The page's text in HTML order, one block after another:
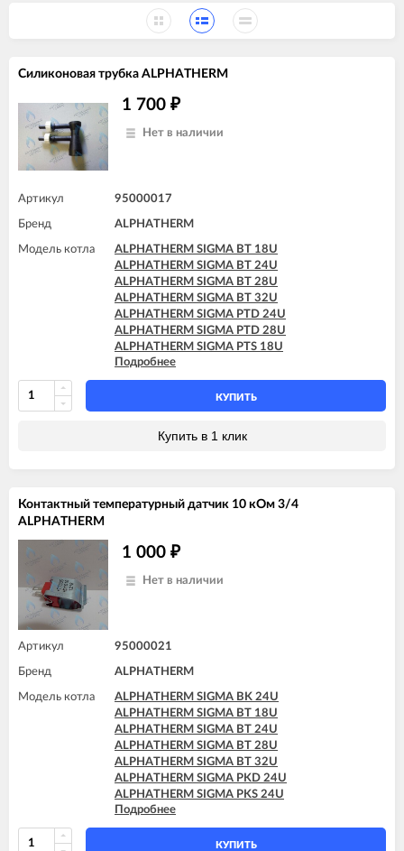
Силиконовая трубка ALPHATHERM
1 700 ₽
Нет в наличии
Артикул 95000017
Бренд ALPHATHERM
Модель котла
ALPHATHERM SIGMA BT 18U
ALPHATHERM SIGMA BT 24U
ALPHATHERM SIGMA BT 28U
ALPHATHERM SIGMA BT 32U
ALPHATHERM SIGMA PTD 24U
ALPHATHERM SIGMA PTD 28U
ALPHATHERM SIGMA PTS 18U
ALPHATHERM SIGMA PTS 24U
ALPHATHERM SIGMA PTS 28U
Подробнее
КУПИТЬ
Купить в 1 клик
Контактный температурный датчик 10 кОм 3/4
ALPHATHERM
1 000 ₽
Нет в наличии
Артикул 95000021
Бренд ALPHATHERM
Модель котла
ALPHATHERM SIGMA BK 24U
ALPHATHERM SIGMA BT 18U
ALPHATHERM SIGMA BT 24U
ALPHATHERM SIGMA BT 28U
ALPHATHERM SIGMA BT 32U
ALPHATHERM SIGMA PKD 24U
ALPHATHERM SIGMA PKS 24U
ALPHATHERM SIGMA PTD 24U
ALPHATHERM SIGMA PTD 28U
ALPHATHERM SIGMA PTS 18U
Подробнее
КУПИТЬ